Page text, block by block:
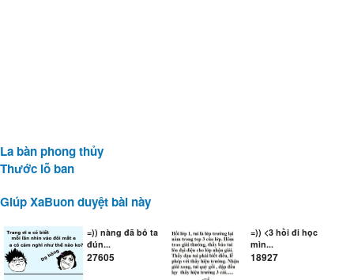
La bàn phong thủy
Thước lỗ ban
Giúp XaBuon duyệt bài này
=)) nàng đã bỏ ta
đún...
27605
=)) <3 hồi đi học
mìn...
18927